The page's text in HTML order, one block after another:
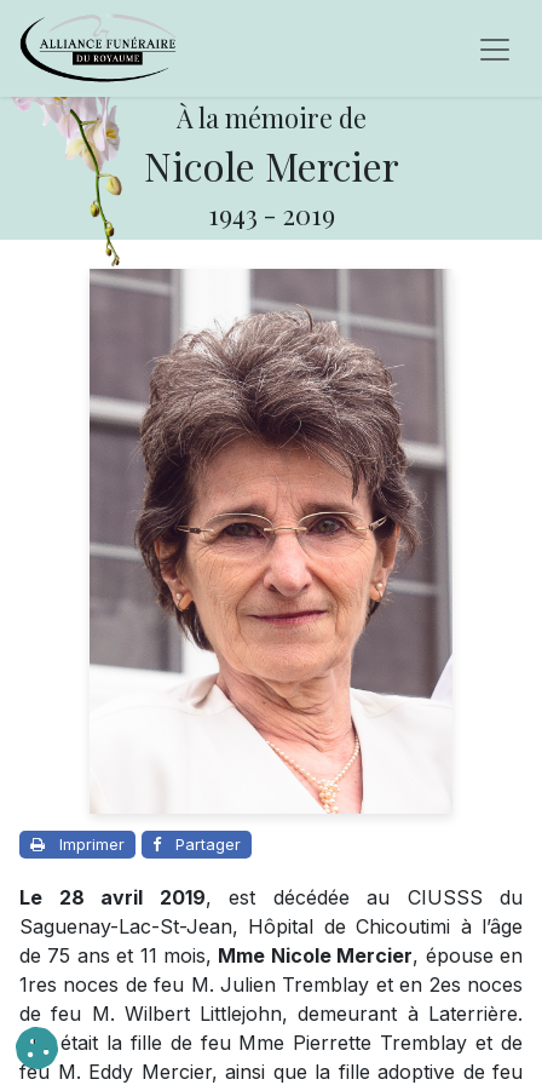
À la mémoire de
Nicole Mercier
1943 - 2019
Imprimer Partager
Le 28 avril 2019, est décédée au CIUSSS du
Saguenay-Lac-St-Jean, Hôpital de Chicoutimi à l’âge
de 75 ans et 11 mois, Mme Nicole Mercier, épouse en
1res noces de feu M. Julien Tremblay et en 2es noces
de feu M. Wilbert Littlejohn, demeurant à Laterrière.
Elle était la fille de feu Mme Pierrette Tremblay et de
feu M. Eddy Mercier, ainsi que la fille adoptive de feu